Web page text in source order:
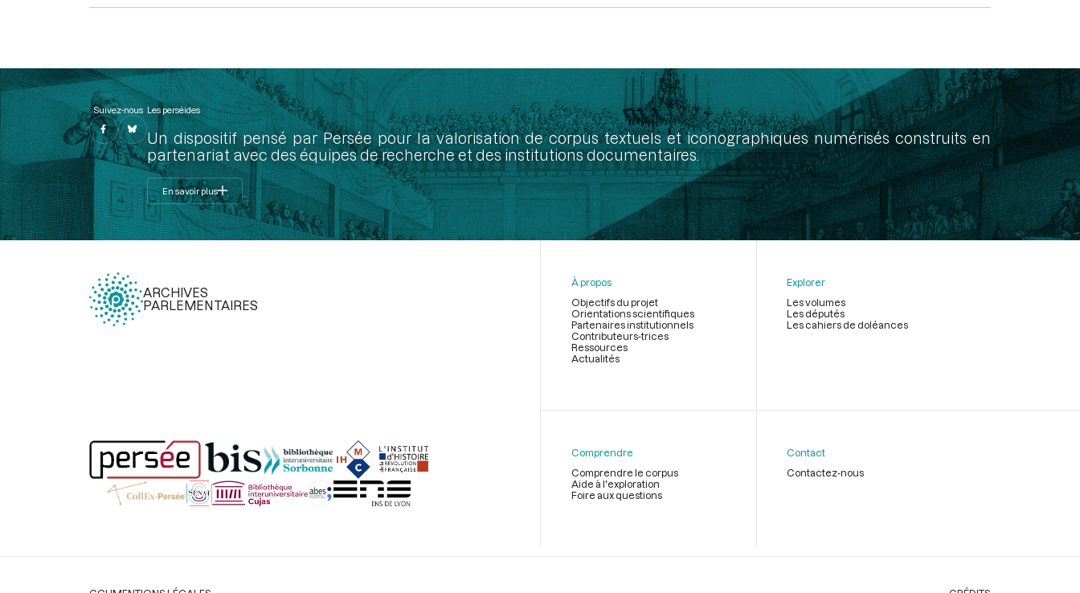
Suivez-nous Les perséides
Un dispositif pensé par Persée pour la valorisation de corpus textuels et iconographiques numérisés construits en
partenariat avec des équipes de recherche et des institutions documentaires.
En savoir plus
ARCHIVES
PARLEMENTAIRES
page
À propos
Objectifs du projet
Orientations scientifiques
Partenaires institutionnels
Contributeurs-trices
Ressources
Actualités
Explorer
Les volumes
Les députés
Les cahiers de doléances
Comprendre
Comprendre le corpus
Aide à l'exploration
Foire aux questions
Contact
Contactez-nous
Légal